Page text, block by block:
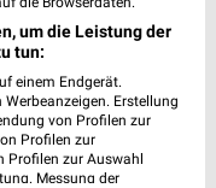
ab 17.08.
Mo. 17.08.
um die Leistung der
tun:
einem Endgerät.
Erstellung
von Profilen zur
Profilen zur
Profilen zur Auswahl
Messung der